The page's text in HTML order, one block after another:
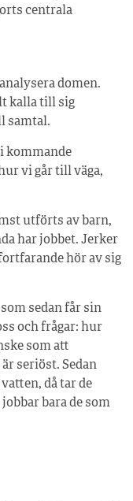
centrala
domen.
kalla till sig
samtal.
kommande
vi går till väga,
utförts av barn,
har jobbet. Jerker
hör av sig
sedan får sin
och frågar: hur
som att
seriöst. Sedan
då tar de
bara de som